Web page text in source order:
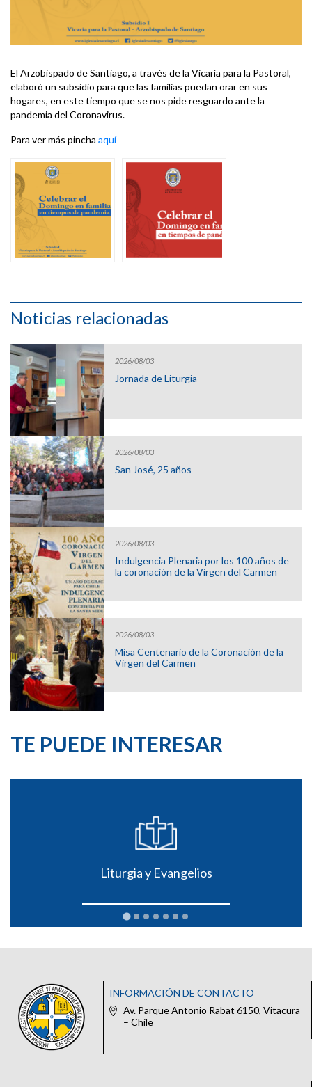
El Arzobispado de Santiago, a través de la Vicaría para la Pastoral,
elaboró un subsidio para que las familias puedan orar en sus
hogares, en este tiempo que se nos pide resguardo ante la
pandemia del Coronavirus.
Para ver más pincha aquí
Noticias relacionadas
2026/08/03
Jornada de Liturgia
2026/08/03
San José, 25 años
2026/08/03
Indulgencia Plenaria por los 100 años de
la coronación de la Virgen del Carmen
2026/08/03
Misa Centenario de la Coronación de la
Virgen del Carmen
TE PUEDE INTERESAR
Liturgia y Evangelios
INFORMACIÓN DE CONTACTO
Av. Parque Antonio Rabat 6150, Vitacura
– Chile